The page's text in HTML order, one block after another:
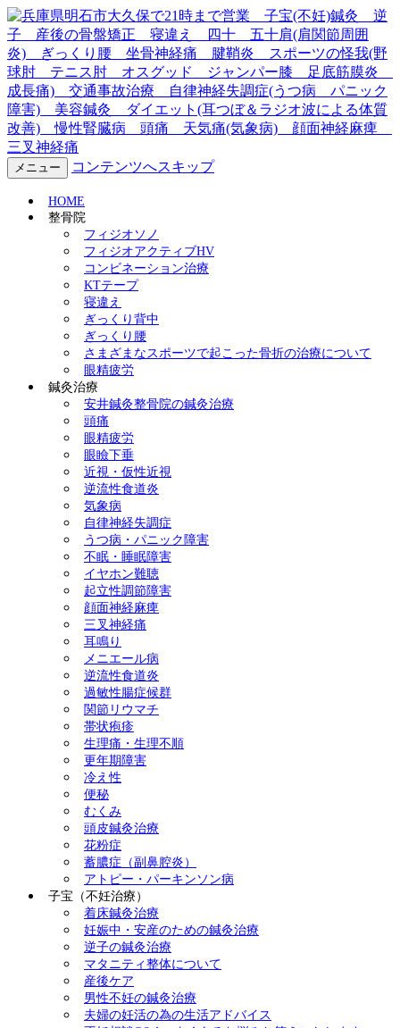
兵庫県明石市大久保で21時ま
で営業 子宝(不妊)鍼灸 逆
子 産後の骨盤矯正 寝違
え 四十 五十肩(肩関節周囲
炎) ぎっくり腰 坐骨神経
痛 腱鞘炎 スポーツの怪我
(野球肘 テニス肘 オスグッ
ド ジャンパー膝 足底筋膜
炎 成長痛) 交通事故治療
自律神経失調症(うつ病 パニ
ック障害) 美容鍼灸 ダイエ
ット(耳つぼ＆ラジオ波による
体質改善) 慢性腎臓病 頭
痛 天気痛(気象病) 顔面神経
麻痺 三叉神経痛
メニュー コンテンツへスキップ
HOME
整骨院
フィジオソノ
フィジオアクティブHV
コンビネーション治療
KTテープ
寝違え
ぎっくり背中
ぎっくり腰
さまざまなスポーツで起こった骨折の治療について
眼精疲労
鍼灸治療
安井鍼灸整骨院の鍼灸治療
頭痛
眼精疲労
眼瞼下垂
近視・仮性近視
逆流性食道炎
気象病
自律神経失調症
うつ病・パニック障害
不眠・睡眠障害
イヤホン難聴
起立性調節障害
顔面神経麻痺
三叉神経痛
耳鳴り
メニエール病
逆流性食道炎
過敏性腸症候群
関節リウマチ
帯状疱疹
生理痛・生理不順
更年期障害
冷え性
便秘
むくみ
頭皮鍼灸治療
花粉症
蓄膿症（副鼻腔炎）
アトピー・パーキンソン病
子宝（不妊治療）
着床鍼灸治療
妊娠中・安産のための鍼灸治療
逆子の鍼灸治療
マタニティ整体について
産後ケア
男性不妊の鍼灸治療
夫婦の妊活の為の生活アドバイス